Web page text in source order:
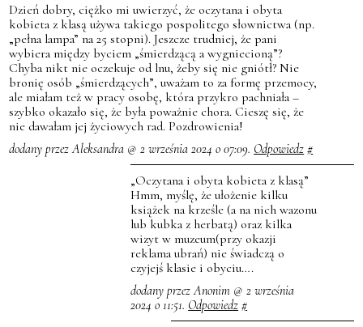
Dzień dobry, ciężko mi uwierzyć, że oczytana i obyta
kobieta z klasą używa takiego pospolitego słownictwa (np.
„pełna lampa” na 25 stopni). Jeszcze trudniej, że pani
wybiera między byciem „śmierdzącą a wygniecioną”?
Chyba nikt nie oczekuje od lnu, żeby się nie gniótł? Nie
bronię osób „śmierdzących”, uważam to za formę przemocy,
ale miałam też w pracy osobę, która przykro pachniała –
szybko okazało się, że była poważnie chora. Cieszę się, że
nie dawałam jej życiowych rad. Pozdrowienia!
dodany przez Aleksandra @ 2 września 2024 o 07:09. Odpowiedz #
„Oczytana i obyta kobieta z klasą”
Hmm, myślę, że ułożenie kilku
książek na krześle (a na nich wazonu
lub kubka z herbatą) oraz kilka
wizyt w muzeum(przy okazji
reklama ubrań) nie świadczą o
czyjejś klasie i obyciu….
dodany przez Anonim @ 2 września
2024 o 11:51. Odpowiedz #